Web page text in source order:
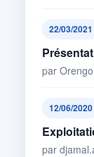
22/03/2021
par
12/06/2020
par